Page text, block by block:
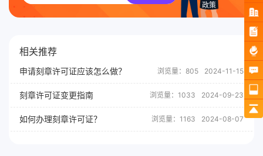
政策
相关推荐
申请刻章许可证应该怎么做？ 浏览量：805 2024-11-15
刻章许可证变更指南 浏览量：1033 2024-09-23
如何办理刻章许可证？ 浏览量：1163 2024-08-07